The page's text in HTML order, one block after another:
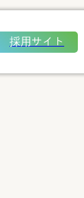
採用サイト